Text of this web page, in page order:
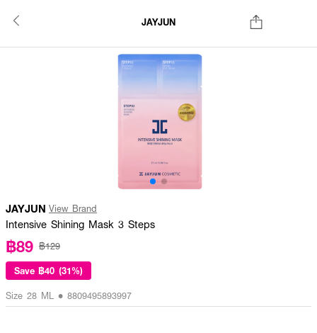
JAYJUN
JAYJUN View Brand
Intensive Shining Mask 3 Steps
฿89 ฿129
Save ฿40 (31%)
Size 28 ML • 8809495893997